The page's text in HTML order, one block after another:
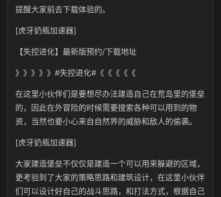
提醒大家前去下载体验的。
[虎牙奶瓶加速器]
【失控进化】最新版预约/下载地址
》》》》》#失控进化#《《《《《
在这里小伙伴们是要想尽办法建造自己在荒岛里的堡垒
的，因此在外冒险的时候需要搜索各种可以用到的物
资，当然也要小心来自自然界的威胁和敌人的偷袭。
[虎牙奶瓶加速器]
大家建造堡垒不仅仅是建造一个可以用来躲避的区域，
更考验到了大家的策略思路和建筑设计，在这里小伙伴
们可以设计好自己的战斗思路，和打法方式，根据自己